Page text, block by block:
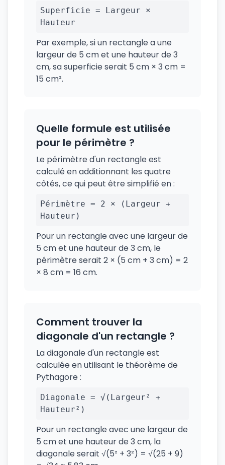
Superficie = Largeur ×
Hauteur
Par exemple, si un rectangle a une
largeur de 5 cm et une hauteur de 3
cm, sa superficie serait 5 cm × 3 cm =
15 cm².
Quelle formule est utilisée
pour le périmètre ?
Le périmètre d'un rectangle est
calculé en additionnant les quatre
côtés, ce qui peut être simplifié en :
Périmètre = 2 × (Largeur +
Hauteur)
Pour un rectangle avec une largeur de
5 cm et une hauteur de 3 cm, le
périmètre serait 2 × (5 cm + 3 cm) = 2
× 8 cm = 16 cm.
Comment trouver la
diagonale d'un rectangle ?
La diagonale d'un rectangle est
calculée en utilisant le théorème de
Pythagore :
Diagonale = √(Largeur² +
Hauteur²)
Pour un rectangle avec une largeur de
5 cm et une hauteur de 3 cm, la
diagonale serait √(5² + 3²) = √(25 + 9)